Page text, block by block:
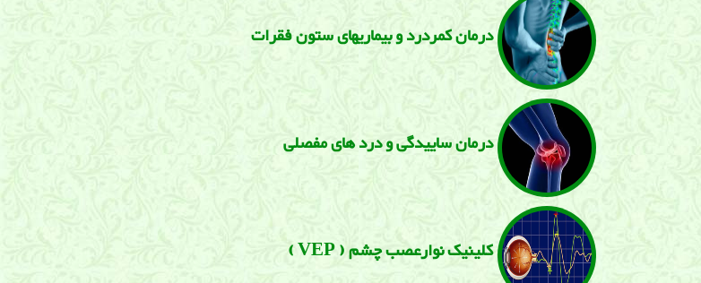
درمان كمردرد و بیماریهای ستون فقرات
درمان ساییدگی و درد های مفصلی
كلینیک نوارعصب چشم ( VEP )